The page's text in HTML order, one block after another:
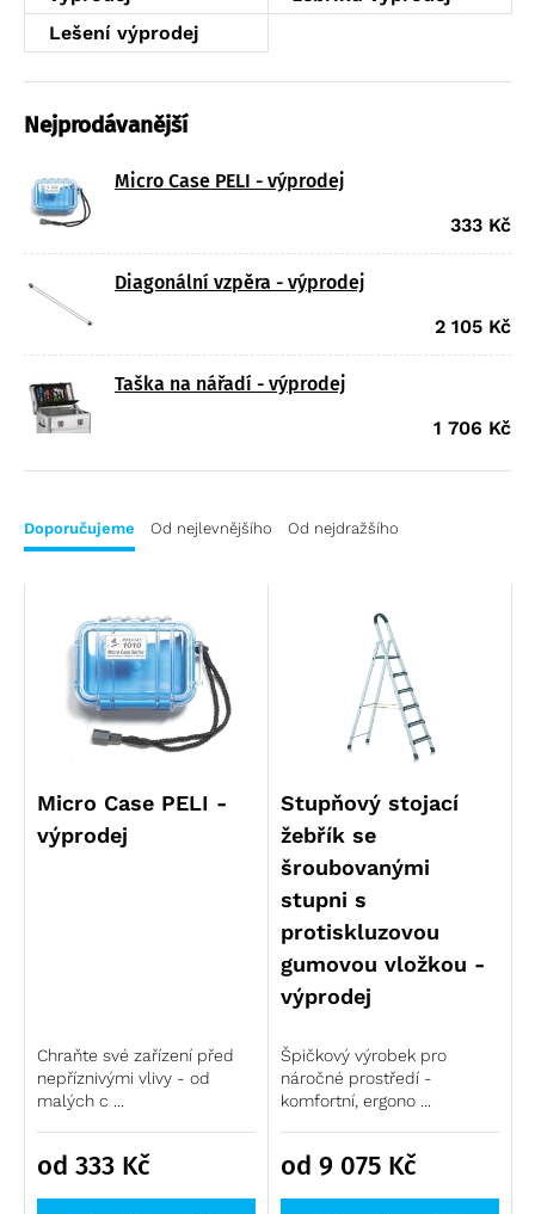
Příslušenství a náhradní díly k žebříkům
Schody a plošiny
Sestavy výstupových žebříků
Příslušenství výstupových žebříků
Šachtová technika
Příslušenství šachtových žebříků
Studnové a šachtové poklopy
Regálové systémy
Modulární organizační vozík MPO
Lešení výprodej
Nejprodávanější
Micro Case PELI - výprodej
333 Kč
Diagonální vzpěra - výprodej
2 105 Kč
Taška na nářadí - výprodej
1 706 Kč
Doporučujeme Od nejlevnějšího Od nejdražšího
Micro Case PELI -
výprodej
Chraňte své zařízení před
nepříznivými vlivy - od
malých c ...
od 333 Kč
Stupňový stojací
žebřík se
šroubovanými
stupni s
protiskluzovou
gumovou vložkou -
výprodej
Špičkový výrobek pro
náročné prostředí -
komfortní, ergono ...
od 9 075 Kč